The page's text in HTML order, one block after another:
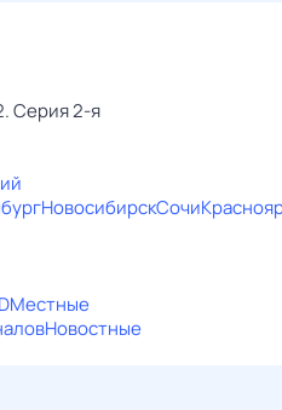
Серия 2-я
НовосибирскСочи
Местные
Новостные